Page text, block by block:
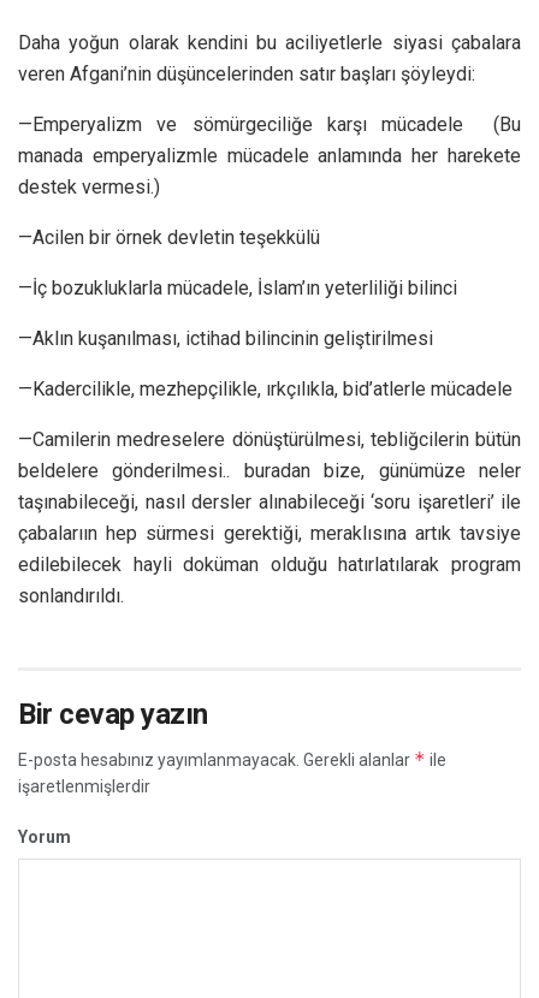
Daha yoğun olarak kendini bu aciliyetlerle siyasi çabalara
veren Afgani’nin düşüncelerinden satır başları şöyleydi:
—Emperyalizm ve sömürgeciliğe karşı mücadele (Bu
manada emperyalizmle mücadele anlamında her harekete
destek vermesi.)
—Acilen bir örnek devletin teşekkülü
—İç bozukluklarla mücadele, İslam’ın yeterliliği bilinci
—Aklın kuşanılması, ictihad bilincinin geliştirilmesi
—Kadercilikle, mezhepçilikle, ırkçılıkla, bid’atlerle mücadele
—Camilerin medreselere dönüştürülmesi, tebliğcilerin bütün
beldelere gönderilmesi.. buradan bize, günümüze neler
taşınabileceği, nasıl dersler alınabileceği ‘soru işaretleri’ ile
çabalarıın hep sürmesi gerektiği, meraklısına artık tavsiye
edilebilecek hayli doküman olduğu hatırlatılarak program
sonlandırıldı.
Bir cevap yazın
E-posta hesabınız yayımlanmayacak. Gerekli alanlar * ile
işaretlenmişlerdir
Yorum